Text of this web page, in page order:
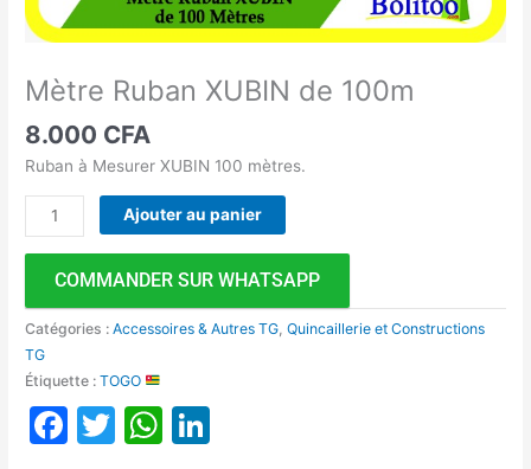
Mètre Ruban XUBIN de 100m
8.000 CFA
Ruban à Mesurer XUBIN 100 mètres.
Ajouter au panier
COMMANDER SUR WHATSAPP
Catégories :Accessoires & Autres TG ,Quincaillerie et Constructions
TG
Étiquette :TOGO
Facebook
TwitterWhatsApp